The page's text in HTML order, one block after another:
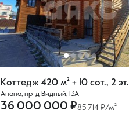
Коттедж 420 м² + 10 сот., 2 эт.
Анапа, пр-д Видный, 13А
36 000 000 ₽85 714 ₽/м²